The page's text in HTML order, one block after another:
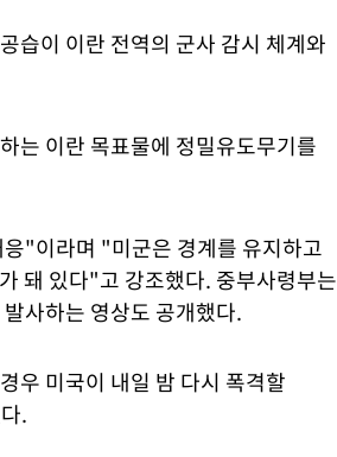
Mute
습이 이란 전역의 군사 감시 체계와
는 이란 목표물에 정밀유도무기를
"이라며 "미군은 경계를 유지하고
돼 있다"고 강조했다. 중부사령부는
사하는 영상도 공개했다.
우 미국이 내일 밤 다시 폭격할
.